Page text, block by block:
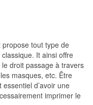
tout type de
It ainsi offre
droit passage à travers
masques, etc. Être
d’avoir une
imprimer le